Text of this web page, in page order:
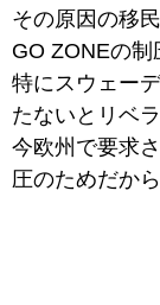
その原因の移
GO ZONEの
特にスウェー
たないとリベ
今欧州で要求
圧のためだか